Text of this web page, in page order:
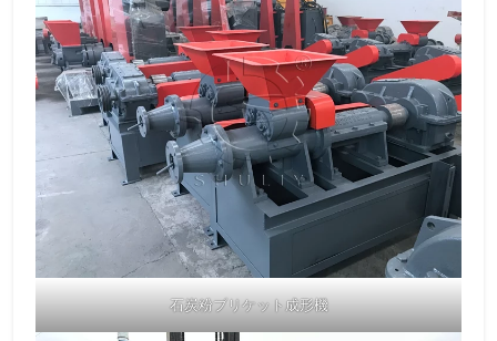
石炭粉ブリケット成形機